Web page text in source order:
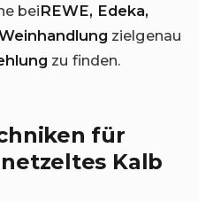
beiREWE, Edeka,
zielgenau
zu finden.
für
Kalb